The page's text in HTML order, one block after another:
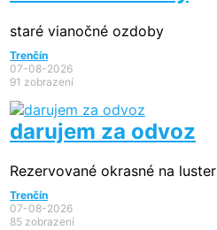
staré vianočné ozdoby
Trenčín
07-08-2026
91 zobrazení
darujem za odvoz
Rezervované okrasné na luster
Trenčín
07-08-2026
85 zobrazení